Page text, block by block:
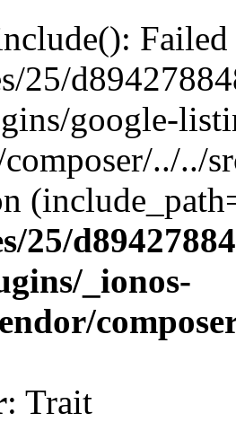
25/
google-
composer/../../
25/
_ionos-
: Trait